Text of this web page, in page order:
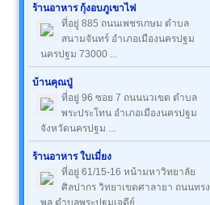
ร้านอาหาร กุ้งอบภูเขาไฟ
ที่อยู่ 885 ถนนเพชรเกษม ตำบล
สนามจันทร์ อำเภอเมืองนครปฐม
นครปฐม 73000 ...
บ้านคุณปู่
ที่อยู่ 96 ซอย 7 ถนนนวเขต ตำบล
พระประโทน อำเภอเมืองนครปฐม
จังหวัดนครปฐม ...
ร้านอาหาร ใบเมี่ยง
ที่อยู่ 61/15-16 หน้ามหาวิทยาลัย
ศิลปากร วิทยาเขตศาลายา ถนนทรง
พล ตำบลพระปฐมเจดีย์ ...